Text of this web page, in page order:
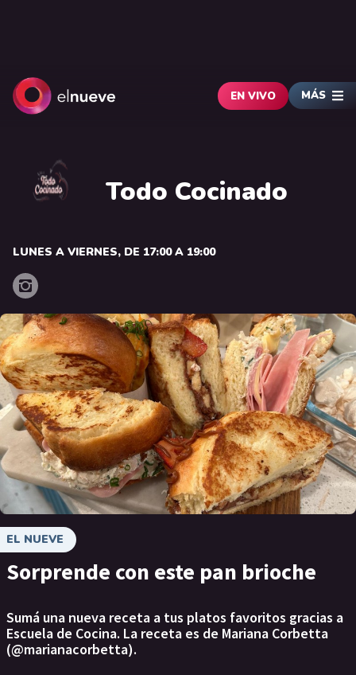
EN VIVO MÁS
Todo Cocinado
LUNES A VIERNES, DE 17:00 A 19:00
EL NUEVE
Sorprende con este pan brioche
Sumá una nueva receta a tus platos favoritos gracias a
Escuela de Cocina. La receta es de Mariana Corbetta
(@marianacorbetta).